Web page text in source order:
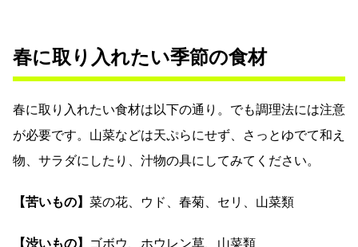
春に取り入れたい季節の食材
春に取り入れたい食材は以下の通り。でも調理法には注意
が必要です。山菜などは天ぷらにせず、さっとゆでて和え
物、サラダにしたり、汁物の具にしてみてください。
【苦いもの】 菜の花、ウド、春菊、セリ、山菜類
【渋いもの】 ゴボウ、ホウレン草、山菜類